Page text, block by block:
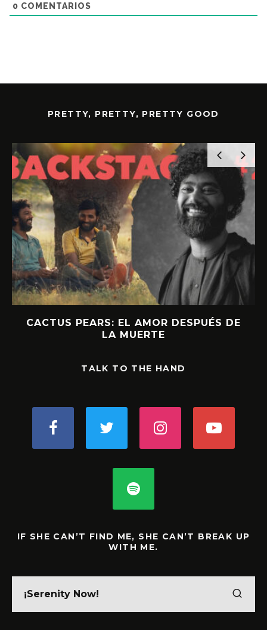
0 COMENTARIOS
PRETTY, PRETTY, PRETTY GOOD
CACTUS PEARS: EL AMOR DESPUÉS DE
LA MUERTE
TALK TO THE HAND
IF SHE CAN’T FIND ME, SHE CAN’T BREAK UP
WITH ME.